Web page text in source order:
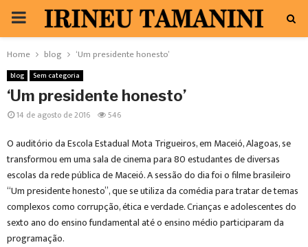
PRIMARY
MENU
Home blog ‘Um presidente honesto’
blog Sem categoria
‘Um presidente honesto’
14 de agosto de 2016 546
O auditório da Escola Estadual Mota Trigueiros, em Maceió, Alagoas, se
transformou em uma sala de cinema para 80 estudantes de diversas
escolas da rede pública de Maceió. A sessão do dia foi o filme brasileiro
“Um presidente honesto”, que se utiliza da comédia para tratar de temas
complexos como corrupção, ética e verdade. Crianças e adolescentes do
sexto ano do ensino fundamental até o ensino médio participaram da
programação.